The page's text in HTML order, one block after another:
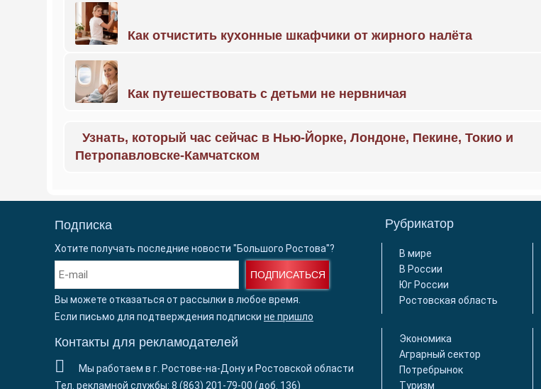
Как отчистить кухонные шкафчики от жирного налёта
Как путешествовать с детьми не нервничая
Узнать, который час сейчас в Нью-Йорке, Лондоне, Пекине, Токио и
Петропавловске-Камчатском
Подписка
Хотите получать последние новости "Большого Ростова"?
ПОДПИСАТЬСЯ
Вы можете отказаться от рассылки в любое время.
Если письмо для подтверждения подписки не пришло
Контакты для рекламодателей
Мы работаем в г. Ростове-на-Дону и Ростовской области
Тел. рекламной службы: 8 (863) 201-79-00 (доб. 136)
Рубрикатор
В мире
В России
Юг России
Ростовская область
Экономика
Аграрный сектор
Потребрынок
Туризм